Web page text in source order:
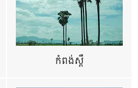
កំពង់ស្ពឺ